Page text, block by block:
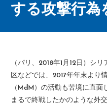
する攻撃行為
（パリ、2018年1月12日）シ
区などでは、2017年年末より
（MdM）の活動も苦境に直面
まるで終戦したかのような外